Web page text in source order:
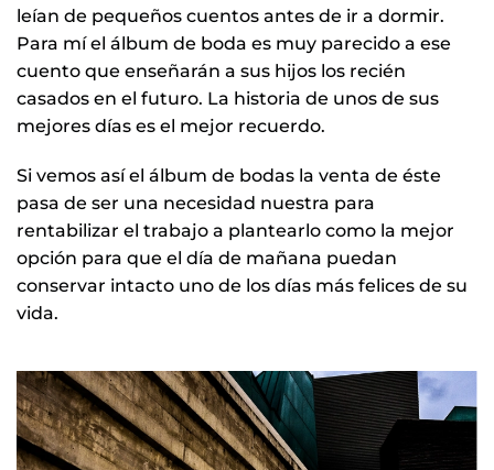
leían de pequeños cuentos antes de ir a dormir.
Para mí el álbum de boda es muy parecido a ese
cuento que enseñarán a sus hijos los recién
casados en el futuro. La historia de unos de sus
mejores días es el mejor recuerdo.
Si vemos así el álbum de bodas la venta de éste
pasa de ser una necesidad nuestra para
rentabilizar el trabajo a plantearlo como la mejor
opción para que el día de mañana puedan
conservar intacto uno de los días más felices de su
vida.